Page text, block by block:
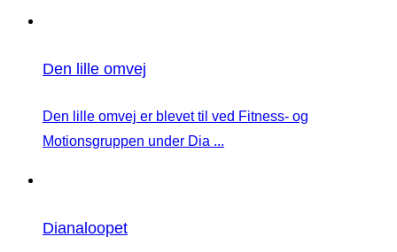
Den lille omvej
Den lille omvej er blevet til ved Fitness- og
Motionsgruppen under Dia ...
Dianaloopet